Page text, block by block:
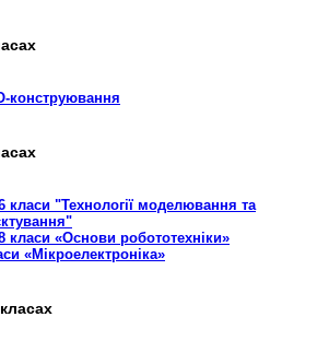
конструювання
класи "Технології моделювання та
класи «Основи робототехніки»
«Мікроелектроніка»